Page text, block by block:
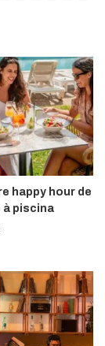
happy hour de
à piscina